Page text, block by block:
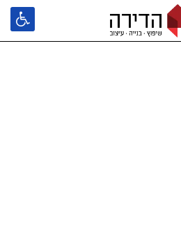
ואמנות במכללה האקדמית גליל מערבי